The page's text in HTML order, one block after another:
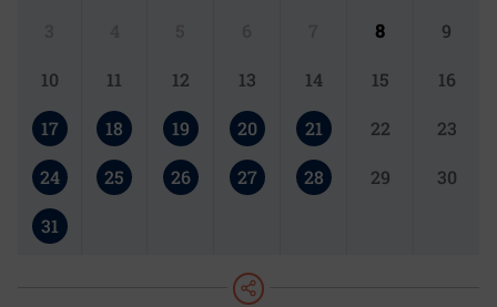
8 9
10 11 12 13 14 15 16
17 18 19 20 21 22 23
24 25 26 27 28 29 30
31
teilen